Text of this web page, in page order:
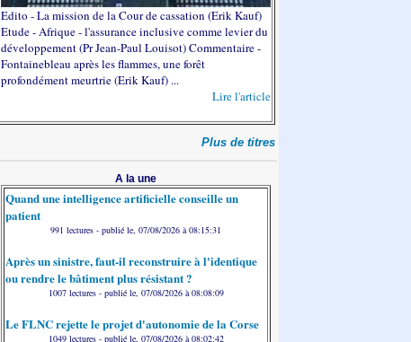
Edito - La mission de la Cour de cassation (Erik Kauf)
Etude - Afrique - l'assurance inclusive comme levier du
développement (Pr Jean-Paul Louisot) Commentaire -
Fontainebleau après les flammes, une forêt
profondément meurtrie (Erik Kauf) ...
Lire l'article
Plus de titres
A la une
Quand une intelligence artificielle conseille un
patient
991 lectures - publié le, 07/08/2026 à 08:15:31
Après un sinistre, faut-il reconstruire à l'identique
ou rendre le bâtiment plus résistant ?
1007 lectures - publié le, 07/08/2026 à 08:08:09
Le FLNC rejette le projet d'autonomie de la Corse
1049 lectures - publié le, 07/08/2026 à 08:02:42